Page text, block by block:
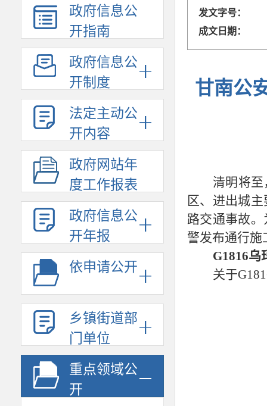
政府信息公
开指南
政府信息公
开制度
法定主动公
开内容
政府网站年
度工作报表
政府信息公
开年报
依申请公开
乡镇街道部
门单位
重点领域公
开
发文字号：
成文日期：
甘南公
清明将
区、进出城
路交通事故
警发布通行施
G1816乌
关于